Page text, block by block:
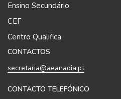
Ensino Secundário
CEF
Centro Qualifica
CONTACTOS
secretaria@aeanadia.pt
CONTACTO TELEFÓNICO